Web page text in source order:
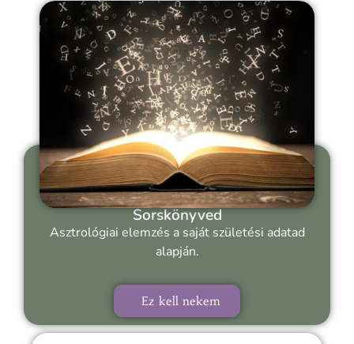
Sorskönyved
Asztrológiai elemzés a saját születési adatad
alapján.
Ez kell nekem